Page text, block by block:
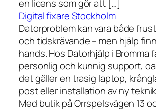
en licens som gör att […]
Digital fixare Stockholm
Datorproblem kan vara både
och tidskrävande – men hjälp
hands. Hos Datorhjälp i Bromma
personlig och kunnig support,
det gäller en trasig laptop,
post eller installation av ny
Med butik på Orrspelsvägen 13